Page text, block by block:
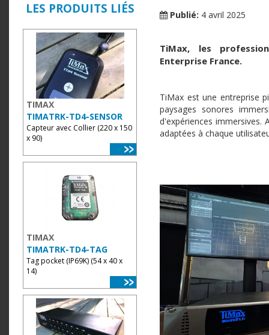
LES PRODUITS LIÉS
TIMAX
TIMATRK-TD4-SENSOR
Capteur avec Collier (220 x 150
x 90)
TIMAX
TIMATRK-TD4-TAG
Tag pocket (IP69K) (54 x 40 x
14)
Publié: 4 avril 2025
TiMax, les
Enterprise France.
TiMax est une entreprise
paysages sonores
d'expériences immersives.
adaptées à chaque